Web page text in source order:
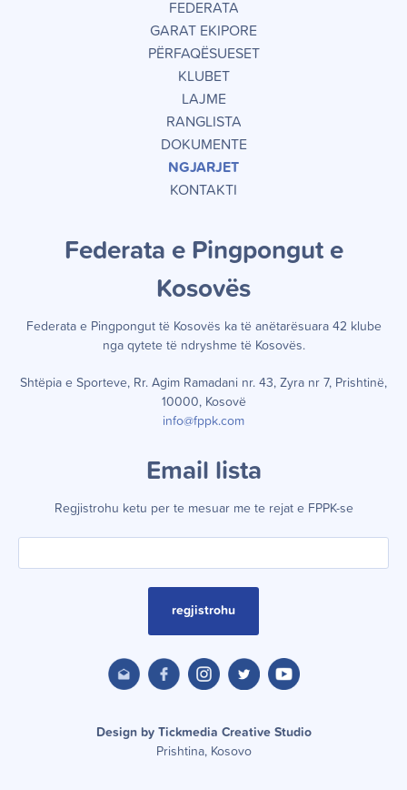
FEDERATA
GARAT EKIPORE
PËRFAQËSUESET
KLUBET
LAJME
RANGLISTA
DOKUMENTE
NGJARJET
KONTAKTI
Federata e Pingpongut e
Kosovës
Federata e Pingpongut të Kosovës ka të anëtarësuara 42 klube
nga qytete të ndryshme të Kosovës.
Shtëpia e Sporteve, Rr. Agim Ramadani nr. 43, Zyra nr 7, Prishtinë,
10000, Kosovë
info@fppk.com
Email lista
Regjistrohu ketu per te mesuar me te rejat e FPPK-se
regjistrohu
Design by Tickmedia Creative Studio
Prishtina, Kosovo